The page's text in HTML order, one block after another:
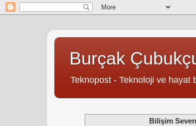
Burçak
Teknopost - Teknoloji ve hayat
Bilişim